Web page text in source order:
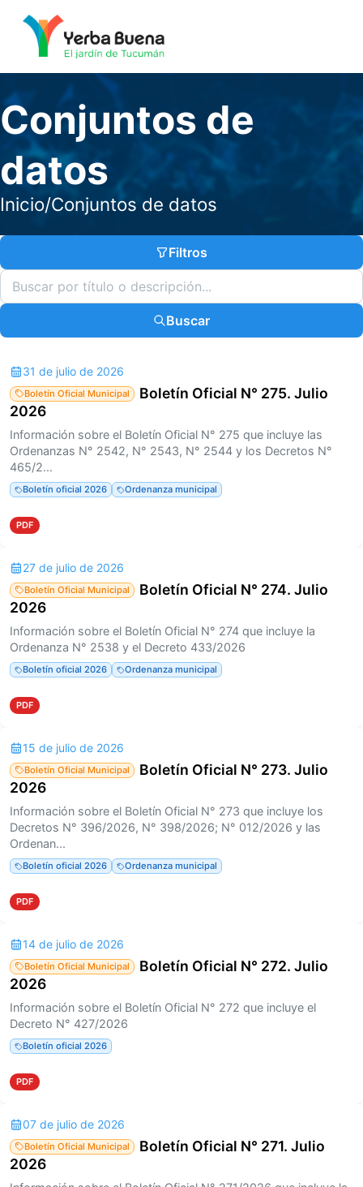
Conjuntos de
datos
Inicio/Conjuntos de datos
Filtros
Buscar
31 de julio de 2026
Boletín Oficial Municipal
Boletín Oficial N° 275. Julio
2026
Información sobre el Boletín Oficial N° 275 que incluye las
Ordenanzas N° 2542, N° 2543, N° 2544 y los Decretos N°
465/2...
Boletín oficial 2026 Ordenanza municipal
PDF
27 de julio de 2026
Boletín Oficial Municipal
Boletín Oficial N° 274. Julio
2026
Información sobre el Boletín Oficial N° 274 que incluye la
Ordenanza N° 2538 y el Decreto 433/2026
Boletín oficial 2026 Ordenanza municipal
PDF
15 de julio de 2026
Boletín Oficial Municipal
Boletín Oficial N° 273. Julio
2026
Información sobre el Boletín Oficial N° 273 que incluye los
Decretos N° 396/2026, N° 398/2026; N° 012/2026 y las
Ordenan...
Boletín oficial 2026 Ordenanza municipal
PDF
14 de julio de 2026
Boletín Oficial Municipal
Boletín Oficial N° 272. Julio
2026
Información sobre el Boletín Oficial N° 272 que incluye el
Decreto N° 427/2026
Boletín oficial 2026
PDF
07 de julio de 2026
Boletín Oficial Municipal
Boletín Oficial N° 271. Julio
2026